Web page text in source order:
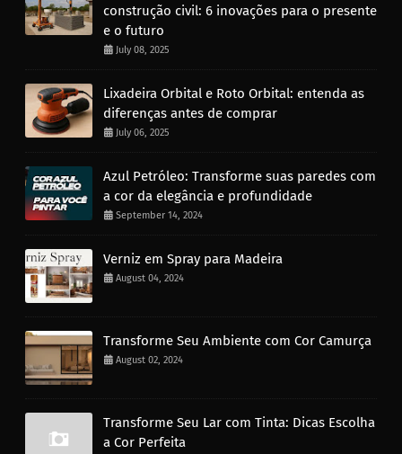
construção civil: 6 inovações para o presente
e o futuro
July 08, 2025
Lixadeira Orbital e Roto Orbital: entenda as
diferenças antes de comprar
July 06, 2025
Azul Petróleo: Transforme suas paredes com
a cor da elegância e profundidade
September 14, 2024
Verniz em Spray para Madeira
August 04, 2024
Transforme Seu Ambiente com Cor Camurça
August 02, 2024
Transforme Seu Lar com Tinta: Dicas Escolha
a Cor Perfeita